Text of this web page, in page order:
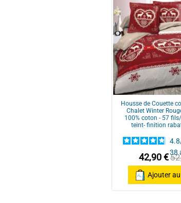
Housse de Couette
Chalet Winter
100% coton - 57
teint- finition
4.8
38
42,90 €
Ajouter